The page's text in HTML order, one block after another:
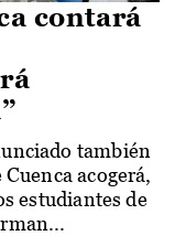
contará
también
acogerá,
estudiantes de